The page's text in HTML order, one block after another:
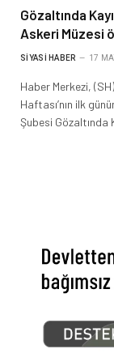
Gözaltında
Askeri Müzesi
SIYASI HABER 17
Haber Merkezi,
Haftası’nın ilk
Şubesi Gözaltında